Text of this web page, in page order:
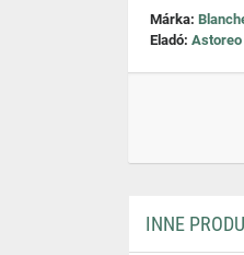
Márka:
Eladó: Astoreo
INNE